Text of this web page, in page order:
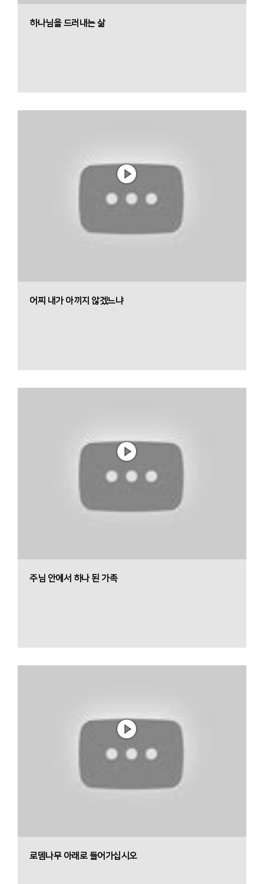
하나님을 드러내는 삶
어찌 내가 아끼지 않겠느냐
주님 안에서 하나 된 가족
로뎀나무 아래로 들어가십시오